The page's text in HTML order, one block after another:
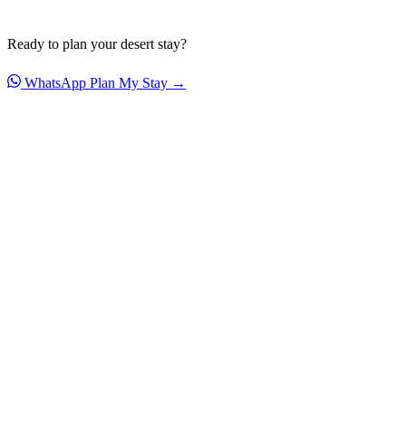
Ready to plan your desert stay?
WhatsApp Plan My Stay →